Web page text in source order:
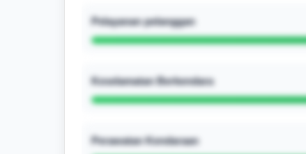
Pelayanan pelanggan
Keselamatan Berkendara
Perawatan Kendaraan